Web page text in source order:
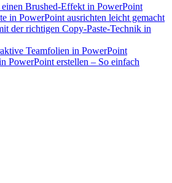
Brushed-Effekt in PowerPoint
in PowerPoint ausrichten leicht gemacht
der richtigen Copy-Paste-Technik in
Teamfolien in PowerPoint
PowerPoint erstellen – So einfach